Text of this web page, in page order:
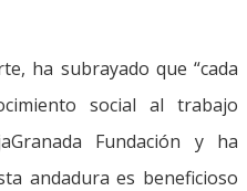
ha subrayado que “cada
social al trabajo
Fundación y ha
andadura es beneficioso